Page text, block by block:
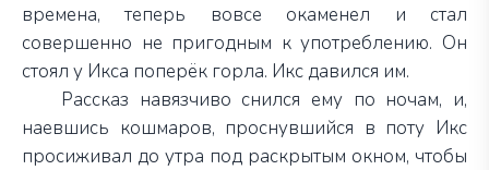
времена, теперь вовсе окаменел и стал
совершенно не пригодным к употреблению. Он
стоял у Икса поперёк горла. Икс давился им.
Рассказ навязчиво снился ему по ночам, и,
наевшись кошмаров, проснувшийся в поту Икс
просиживал до утра под раскрытым окном, чтобы